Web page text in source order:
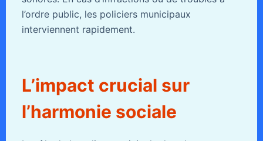
l’ordre public, les policiers municipaux
interviennent rapidement.
L’impact crucial sur
l’harmonie sociale